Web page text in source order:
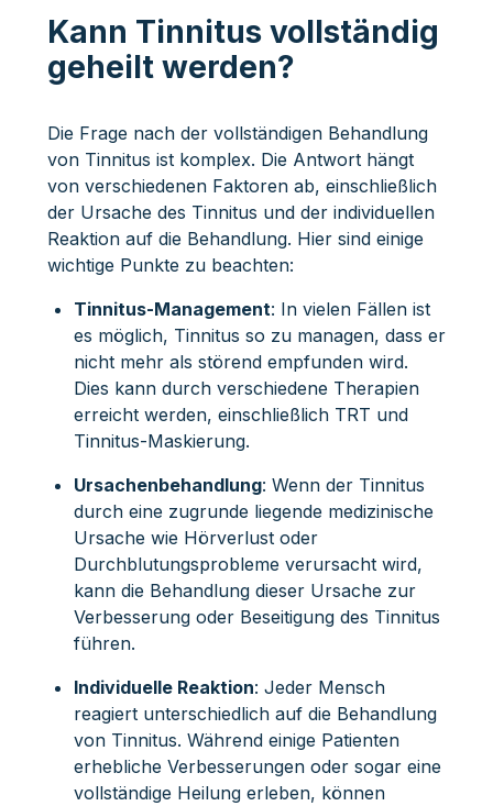
Kann Tinnitus vollständig
geheilt werden?
Die Frage nach der vollständigen Behandlung
von Tinnitus ist komplex. Die Antwort hängt
von verschiedenen Faktoren ab, einschließlich
der Ursache des Tinnitus und der individuellen
Reaktion auf die Behandlung. Hier sind einige
wichtige Punkte zu beachten:
Tinnitus-Management: In vielen Fällen ist
es möglich, Tinnitus so zu managen, dass er
nicht mehr als störend empfunden wird.
Dies kann durch verschiedene Therapien
erreicht werden, einschließlich TRT und
Tinnitus-Maskierung.
Ursachenbehandlung: Wenn der Tinnitus
durch eine zugrunde liegende medizinische
Ursache wie Hörverlust oder
Durchblutungsprobleme verursacht wird,
kann die Behandlung dieser Ursache zur
Verbesserung oder Beseitigung des Tinnitus
führen.
Individuelle Reaktion: Jeder Mensch
reagiert unterschiedlich auf die Behandlung
von Tinnitus. Während einige Patienten
erhebliche Verbesserungen oder sogar eine
vollständige Heilung erleben, können